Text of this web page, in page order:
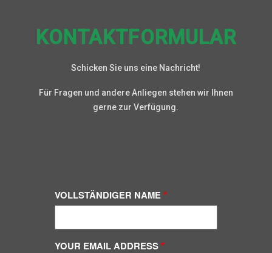
KONTAKTFORMULAR
Schicken Sie uns eine Nachricht!
Für Fragen und andere Anliegen stehen wir Ihnen
gerne zur Verfügung.
VOLLSTÄNDIGER NAME
YOUR EMAIL ADDRESS